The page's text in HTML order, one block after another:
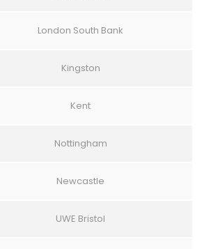
London South Bank
Kingston
Kent
Nottingham
Newcastle
UWE Bristol